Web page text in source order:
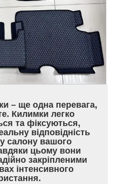
– ще одна перевага,
Килимки легко
та фіксуються,
відповідність
салону вашого
цьому вони
закріпленими
інтенсивного